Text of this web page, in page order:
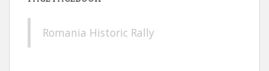
Romania Historic Rally